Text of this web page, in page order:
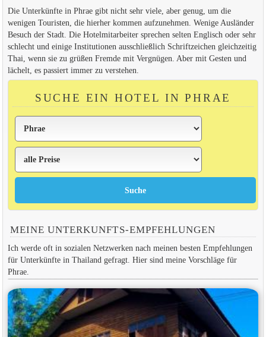
Die Unterkünfte in Phrae gibt nicht sehr viele, aber genug, um die
wenigen Touristen, die hierher kommen aufzunehmen. Wenige Ausländer
Besuch der Stadt. Die Hotelmitarbeiter sprechen selten Englisch oder sehr
schlecht und einige Institutionen ausschließlich Schriftzeichen gleichzeitig
Thai, wenn sie zu grüßen Fremde mit Vergnügen. Aber mit Gesten und
lächelt, es passiert immer zu verstehen.
SUCHE EIN HOTEL IN PHRAE
MEINE UNTERKUNFTS-EMPFEHLUNGEN
Ich werde oft in sozialen Netzwerken nach meinen besten Empfehlungen
für Unterkünfte in Thailand gefragt. Hier sind meine Vorschläge für
Phrae.